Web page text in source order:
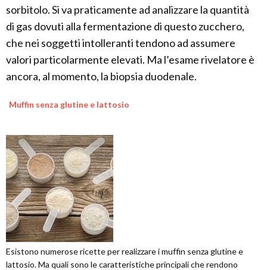
sorbitolo. Si va praticamente ad analizzare la quantità
di gas dovuti alla fermentazione di questo zucchero,
che nei soggetti intolleranti tendono ad assumere
valori particolarmente elevati. Ma l’esame rivelatore è
ancora, al momento, la biopsia duodenale.
Muffin senza glutine e lattosio
Esistono numerose ricette per realizzare i muffin senza glutine e
lattosio. Ma quali sono le caratteristiche principali che rendono